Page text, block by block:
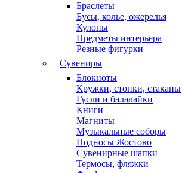
Браслеты
Бусы, колье, ожерелья
Кулоны
Предметы интерьера
Резные фигурки
Сувениры
Блокноты
Кружки, стопки, стаканы
Гусли и балалайки
Книги
Магниты
Музыкальные соборы
Подносы Жостово
Сувенирные шапки
Термосы, фляжки